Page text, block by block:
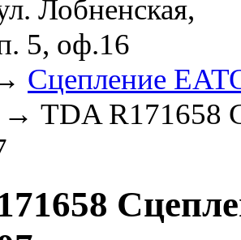
Лобненская,
5, оф.16
Сцепление
→ TDA R171658